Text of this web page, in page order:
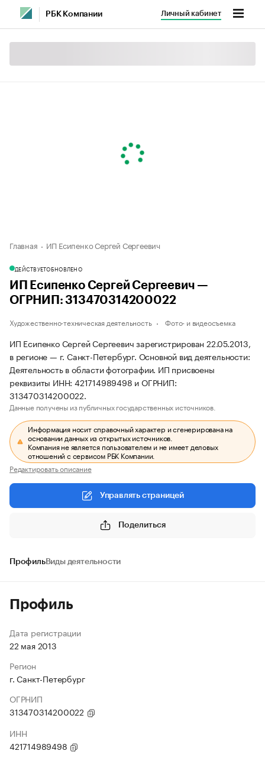
РБК Компании Личный кабинет
Главная ИП Есипенко Сергей Сергеевич
ДЕЙСТВУЕТОБНОВЛЕНО
ИП Есипенко Сергей Сергеевич —
ОГРНИП: 313470314200022
Художественно-техническая деятельность Фото- и видеосъемка
ИП Есипенко Сергей Сергеевич зарегистрирован 22.05.2013,
в регионе — г. Санкт-Петербург. Основной вид деятельности:
Деятельность в области фотографии. ИП присвоены
реквизиты ИНН: 421714989498 и ОГРНИП:
313470314200022.
Данные получены из публичных государственных источников.
Информация носит справочный характер и сгенерирована на
основании данных из открытых источников.
Компания не является пользователем и не имеет деловых
отношений с сервисом РБК Компании.
Редактировать описание
Управлять страницей
Поделиться
ПрофильВиды деятельности
Профиль
Дата регистрации
22 мая 2013
Регион
г. Санкт-Петербург
ОГРНИП
313470314200022
ИНН
421714989498